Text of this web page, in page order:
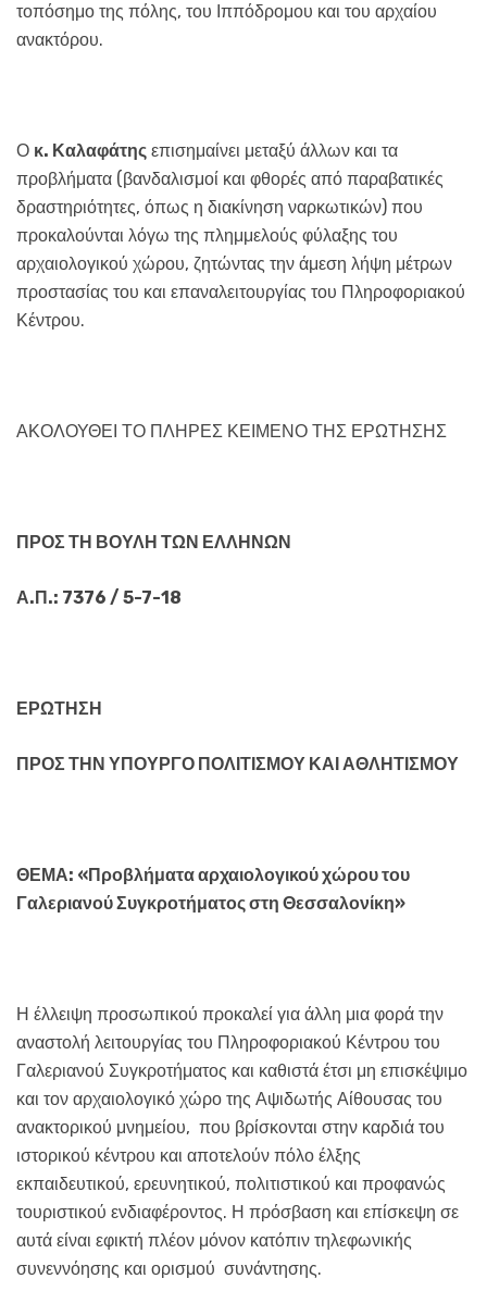
τοπόσημο της πόλης, του Ιππόδρομου και του αρχαίου
ανακτόρου.
Ο κ. Καλαφάτης επισημαίνει μεταξύ άλλων και τα
προβλήματα (βανδαλισμοί και φθορές από παραβατικές
δραστηριότητες, όπως η διακίνηση ναρκωτικών) που
προκαλούνται λόγω της πλημμελούς φύλαξης του
αρχαιολογικού χώρου, ζητώντας την άμεση λήψη μέτρων
προστασίας του και επαναλειτουργίας του Πληροφοριακού
Κέντρου.
ΑΚΟΛΟΥΘΕΙ ΤΟ ΠΛΗΡΕΣ ΚΕΙΜΕΝΟ ΤΗΣ ΕΡΩΤΗΣΗΣ
ΠΡΟΣ ΤΗ ΒΟΥΛΗ ΤΩΝ ΕΛΛΗΝΩΝ
Α.Π.: 7376 / 5-7-18
ΕΡΩΤΗΣΗ
ΠΡΟΣ ΤΗΝ ΥΠΟΥΡΓΟ ΠΟΛΙΤΙΣΜΟΥ ΚΑΙ ΑΘΛΗΤΙΣΜΟΥ
ΘΕΜΑ: «Προβλήματα αρχαιολογικού χώρου του
Γαλεριανού Συγκροτήματος στη Θεσσαλονίκη»
Η έλλειψη προσωπικού προκαλεί για άλλη μια φορά την
αναστολή λειτουργίας του Πληροφοριακού Κέντρου του
Γαλεριανού Συγκροτήματος και καθιστά έτσι μη επισκέψιμο
και τον αρχαιολογικό χώρο της Αψιδωτής Αίθουσας του
ανακτορικού μνημείου, που βρίσκονται στην καρδιά του
ιστορικού κέντρου και αποτελούν πόλο έλξης
εκπαιδευτικού, ερευνητικού, πολιτιστικού και προφανώς
τουριστικού ενδιαφέροντος. Η πρόσβαση και επίσκεψη σε
αυτά είναι εφικτή πλέον μόνον κατόπιν τηλεφωνικής
συνεννόησης και ορισμού συνάντησης.